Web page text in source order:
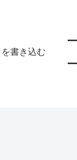
書き込む